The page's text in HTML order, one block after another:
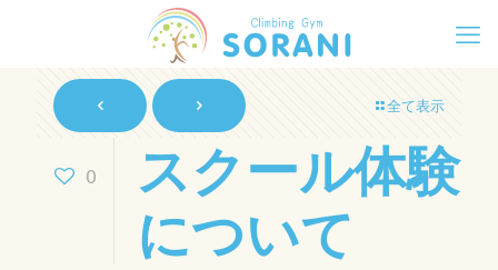
全て表示
0
スクール体験
について